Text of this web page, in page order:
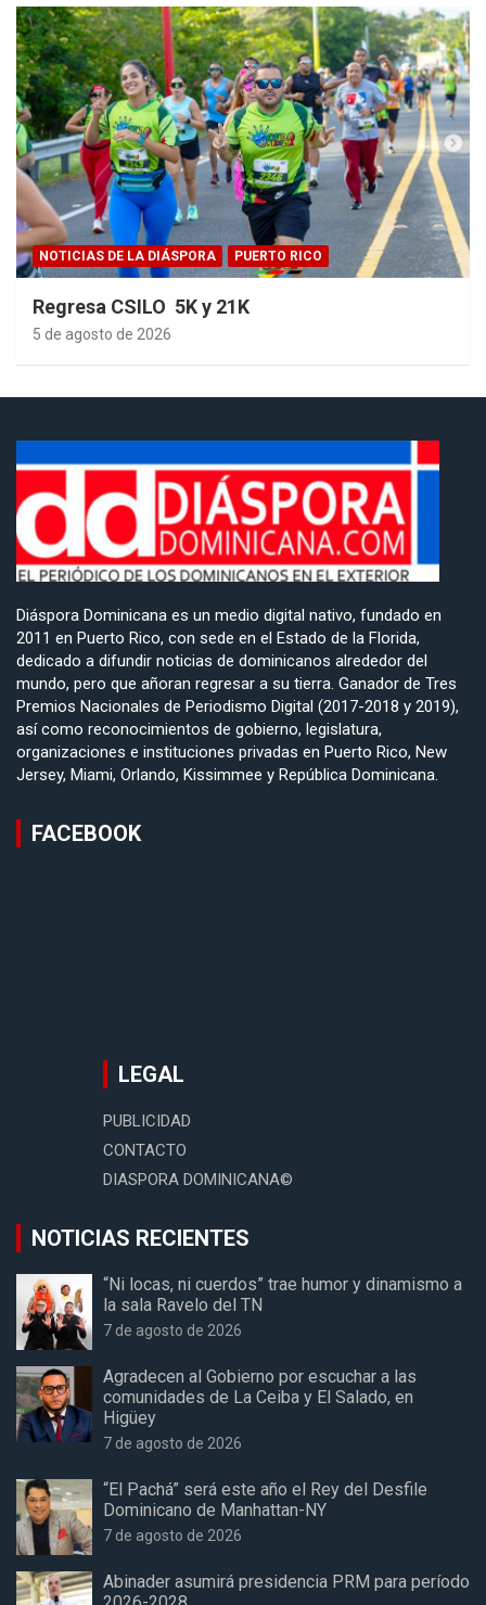
NOTICIAS DE LA DIÁSPORA PUERTO RICO
Regresa CSILO 5K y 21K
5 de agosto de 2026
Diáspora Dominicana es un medio digital nativo, fundado en
2011 en Puerto Rico, con sede en el Estado de la Florida,
dedicado a difundir noticias de dominicanos alrededor del
mundo, pero que añoran regresar a su tierra. Ganador de Tres
Premios Nacionales de Periodismo Digital (2017-2018 y 2019),
así como reconocimientos de gobierno, legislatura,
organizaciones e instituciones privadas en Puerto Rico, New
Jersey, Miami, Orlando, Kissimmee y República Dominicana.
FACEBOOK
LEGAL
PUBLICIDAD
CONTACTO
DIASPORA DOMINICANA©
NOTICIAS RECIENTES
“Ni locas, ni cuerdos” trae humor y dinamismo a
la sala Ravelo del TN
7 de agosto de 2026
Agradecen al Gobierno por escuchar a las
comunidades de La Ceiba y El Salado, en
Higüey
7 de agosto de 2026
“El Pachá” será este año el Rey del Desfile
Dominicano de Manhattan-NY
7 de agosto de 2026
Abinader asumirá presidencia PRM para período